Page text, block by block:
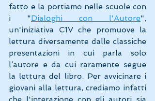
fatto e la portiamo nelle scuole con
i "Dialoghi con l'Autore",
un'iniziativa C1V che promuove la
lettura diversamente dalle classiche
presentazioni in cui parla solo
l’autore e da cui raramente segue
la lettura del libro. Per avvicinare i
giovani alla lettura, crediamo infatti